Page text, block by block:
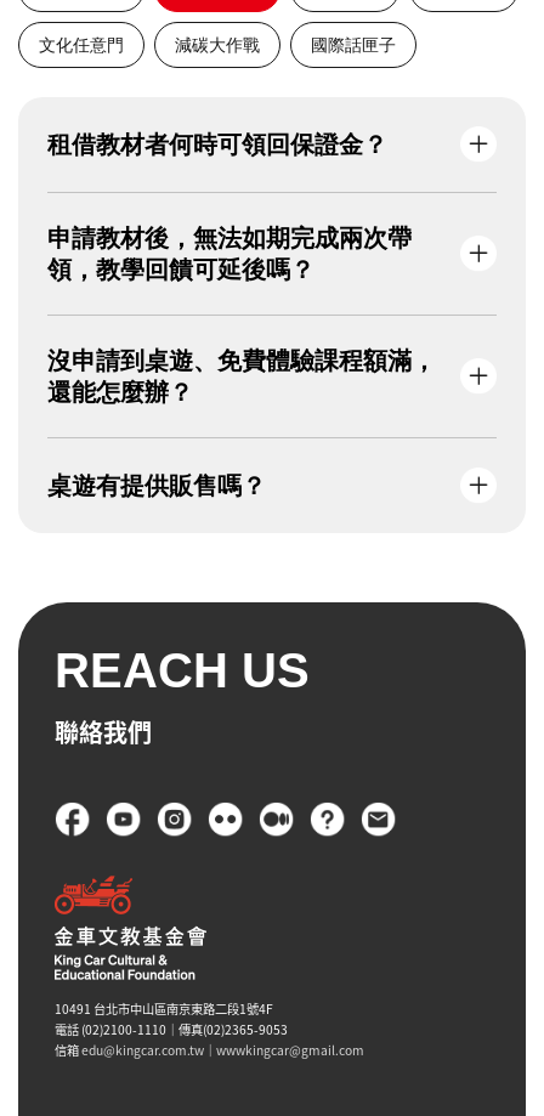
文化任意門 減碳大作戰 國際話匣子
租借教材者何時可領回保證金？
租借期間使用至少 1次教材，並於 租借結束日
的兩周內填寫教學回饋表單，基金會收到桌遊
後將全額退還保證金。
申請教材後，無法如期完成兩次帶
領，教學回饋可延後嗎？
原則上應於申請學期內完成兩次使用並繳交回
饋。
若有特殊原因，請來信
沒申請到桌遊、免費體驗課程額滿，
還能怎麼辦？
若希望由基金會專業講師帶領《國際總動援》
桌遊課程，您可以自費申請入校或至其他教育
活動需求簡述
與相關費用。
桌遊有提供販售嗎？
REACH US
聯絡我們
頁尾
10491 台北市中山區南京東路二段1號4F
電話 (02)2100-1110｜傳真(02)2365-9053
信箱edu@kingcar.com.tw ｜ wwwkingcar@gmail.com